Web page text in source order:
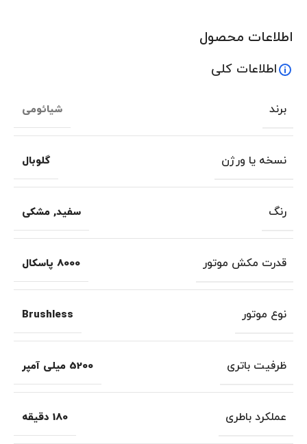
اطلاعات محصول
اطلاعات کلی
برند شیائومی
نسخه یا ورژن گلوبال
رنگ سفید, مشکی
قدرت مکش موتور 8000 پاسکال
نوع موتور Brushless
ظرفیت باتری 5200 میلی آمپر
عملکرد باطری 180 دقیقه